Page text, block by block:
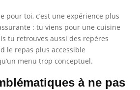
pour toi, c’est une expérience plus
: tu viens pour une cuisine
tu retrouves aussi des repères
le repas plus accessible
menu trop conceptuel.
à ne pas